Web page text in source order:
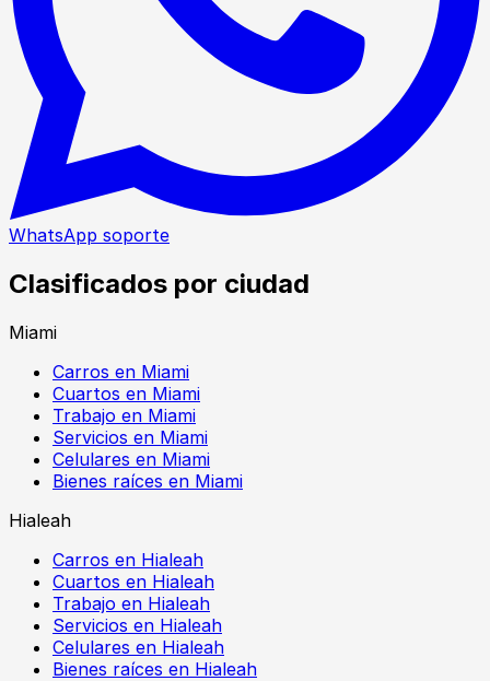
WhatsApp soporte
Clasificados por ciudad
Miami
Carros en Miami
Cuartos en Miami
Trabajo en Miami
Servicios en Miami
Celulares en Miami
Bienes raíces en Miami
Hialeah
Carros en Hialeah
Cuartos en Hialeah
Trabajo en Hialeah
Servicios en Hialeah
Celulares en Hialeah
Bienes raíces en Hialeah